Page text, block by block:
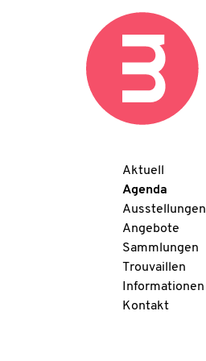
Aktuell
Agenda
Ausstellungen
Angebote
Sammlungen
Trouvaillen
Informationen
Kontakt